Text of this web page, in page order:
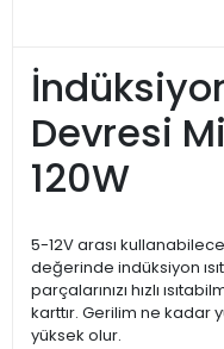
Devresi
120W
5-12V arası
değerinde indüksiyon
parçalarınızı hızlı
karttır. Gerilim ne kadar
yüksek olur.